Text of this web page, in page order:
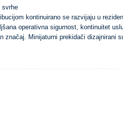
svrhe
kontinuirano se razvijaju u
operativna sigurnost, kontinuitet
značaj. Minijaturni prekidači dizajnirani